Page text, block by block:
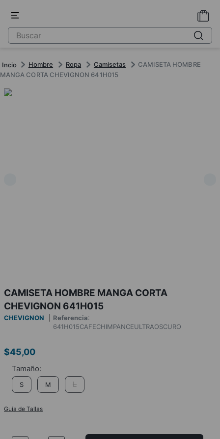
Hombre Ropa Camisetas
CAMISETA HOMBRE
MANGA CORTA CHEVIGNON 641H015
CAMISETA HOMBRE MANGA CORTA
CHEVIGNON 641H015
CHEVIGNON Referencia:
641H015CAFECHIMPANCEULTRAOSCURO
$45,00
S M L
Guía de Tallas